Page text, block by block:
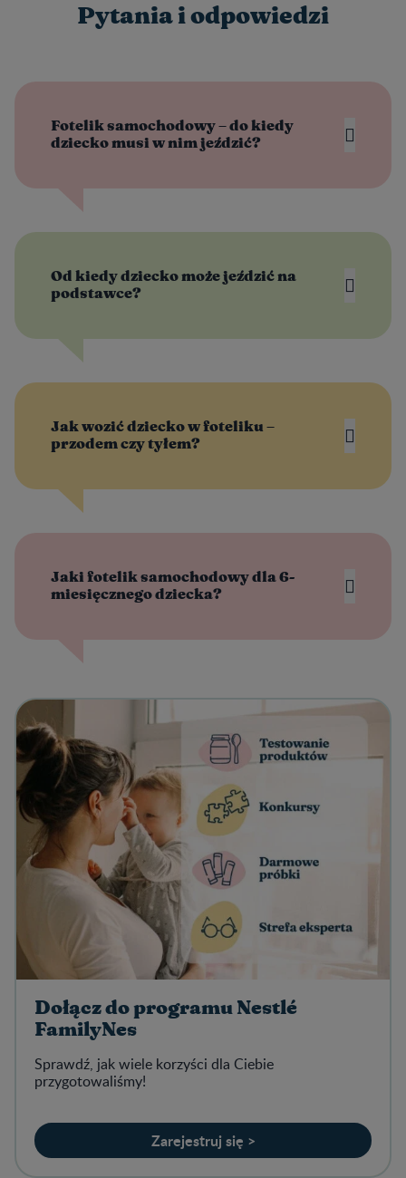
Pytania i odpowiedzi
Fotelik samochodowy – do kiedy
dziecko musi w nim jeździć?
Od kiedy dziecko może jeździć na
podstawce?
Jak wozić dziecko w foteliku –
przodem czy tyłem?
Jaki fotelik samochodowy dla 6-
miesięcznego dziecka?
Dołącz do programu Nestlé
FamilyNes
Sprawdź, jak wiele korzyści dla Ciebie
przygotowaliśmy!
Zarejestruj się >